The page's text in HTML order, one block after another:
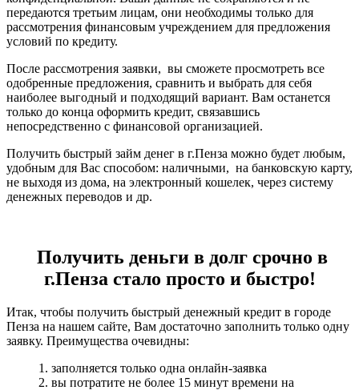
передаются третьим лицам, они необходимы только для
рассмотрения финансовым учреждением для предложения
условий по кредиту.
После рассмотрения заявки, вы сможете просмотреть все
одобренные предложения, сравнить и выбрать для себя
наиболее выгодный и подходящий вариант. Вам останется
только до конца оформить кредит, связавшись
непосредственно с финансовой организацией.
Получить быстрый займ денег в г.Пенза можно будет любым,
удобным для Вас способом: наличными, на банковскую карту,
не выходя из дома, на электронный кошелек, через систему
денежных переводов и др.
Получить деньги в долг срочно в
г.Пенза стало просто и быстро!
Итак, чтобы получить быстрый денежный кредит в городе
Пенза на нашем сайте, Вам достаточно заполнить только одну
заявку. Преимущества очевидны:
1. заполняется только одна онлайн-заявка
2. вы потратите не более 15 минут времени на